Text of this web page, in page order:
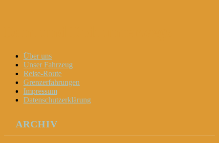
Menu
Widgets
Search
Skip
content
Über uns
Unser Fahrzeug
Reise-Route
Grenzerfahrungen
Impressum
Datenschutzerklärung
ARCHIV